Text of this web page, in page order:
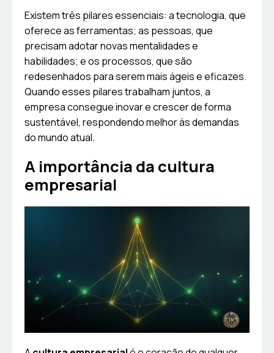
Existem três pilares essenciais: a tecnologia, que
oferece as ferramentas; as pessoas, que
precisam adotar novas mentalidades e
habilidades; e os processos, que são
redesenhados para serem mais ágeis e eficazes.
Quando esses pilares trabalham juntos, a
empresa consegue inovar e crescer de forma
sustentável, respondendo melhor às demandas
do mundo atual.
A importância da cultura
empresarial